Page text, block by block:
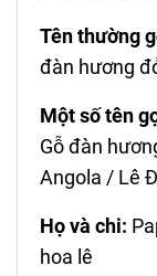
Tên thường
đàn hương
Một số tên
Gỗ đàn
Angola / Lê
Họ và chi:
hoa lê